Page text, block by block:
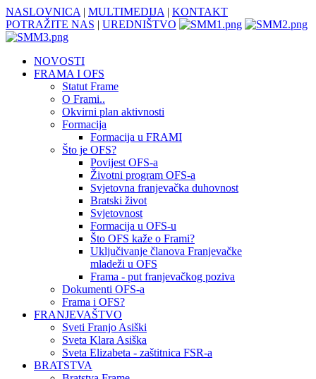
NASLOVNICA | MULTIMEDIJA | KONTAKT
POTRAŽITE NAS | UREDNIŠTVO
NOVOSTI
FRAMA I OFS
Statut Frame
O Frami..
Okvirni plan aktivnosti
Formacija
Formacija u FRAMI
Što je OFS?
Povijest OFS-a
Životni program OFS-a
Svjetovna franjevačka duhovnost
Bratski život
Svjetovnost
Formacija u OFS-u
Što OFS kaže o Frami?
Uključivanje članova Franjevačke
mladeži u OFS
Frama - put franjevačkog poziva
Dokumenti OFS-a
Frama i OFS?
FRANJEVAŠTVO
Sveti Franjo Asiški
Sveta Klara Asiška
Sveta Elizabeta - zaštitnica FSR-a
BRATSTVA